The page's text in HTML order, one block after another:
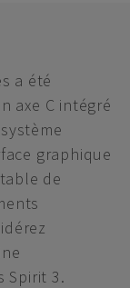
a été
axe C intégré
graphique
de
Spirit 3.